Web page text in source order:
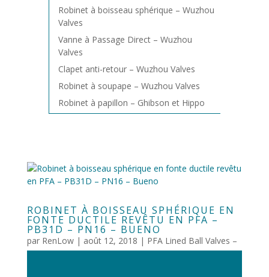
Robinet à boisseau sphérique – Wuzhou
Valves
Vanne à Passage Direct – Wuzhou
Valves
Clapet anti-retour – Wuzhou Valves
Robinet à soupape – Wuzhou Valves
Robinet à papillon – Ghibson et Hippo
ROBINET À BOISSEAU SPHÉRIQUE EN
FONTE DUCTILE REVÊTU EN PFA –
PB31D – PN16 – BUENO
par RenLow| août 12, 2018 | PFA Lined Ball Valves –
Bueno